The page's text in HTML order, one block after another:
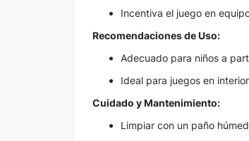
Incentiva el juego en
Recomendaciones de Uso:
Adecuado para niños a
Ideal para juegos en
Cuidado y Mantenimiento:
Limpiar con un paño